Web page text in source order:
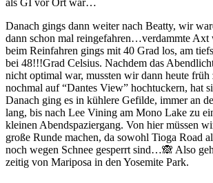
als GI vor Ort war…
Danach gings dann weiter nach Beatty, wir
dann schon mal reingefahren…verdammte
beim Reinfahren gings mit 40 Grad los, am
bei 48!!!Grad Celsius. Nachdem das
nicht optimal war, mussten wir dann heute früh
nochmal auf “Dantes View” hochtuckern, hat
Danach ging es in kühlere Gefilde, immer an
lang, bis nach Lee Vining am Mono Lake zu
kleinen Abendspaziergang. Von hier müssen
große Runde machen, da sowohl Tioga Road
noch wegen Schnee gesperrt sind…🙈 Also
zeitig von Mariposa in den Yosemite Park.